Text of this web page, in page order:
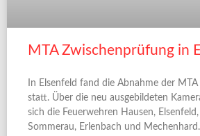
MTA Zwischenprüfung in
In Elsenfeld fand die Abnahme der
statt. Über die neu ausgebildeten
sich die Feuerwehren Hausen, Elsenfeld,
Sommerau, Erlenbach und